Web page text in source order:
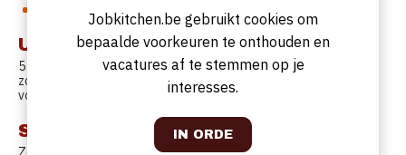
betrouwbaar
Uurrooster
5 dagen week van di tot zaterdag
zondag en maandag vrij
voltijds of deeltijds
Startdatum
Jobkitchen.be gebruikt cookies om
bepaalde voorkeuren te onthouden en
vacatures af te stemmen op je
interesses.